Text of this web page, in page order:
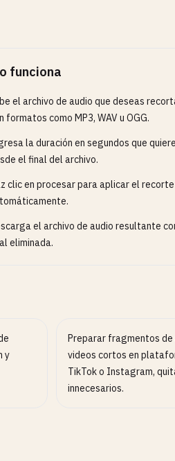
funciona
el archivo de audio que deseas
formatos como MP3, WAV u OGG.
la duración en segundos que
el final del archivo.
clic en procesar para aplicar el recorte
el archivo de audio resultante
eliminada.
y
Preparar fragmentos de
videos cortos en
TikTok o Instagram,
innecesarios.